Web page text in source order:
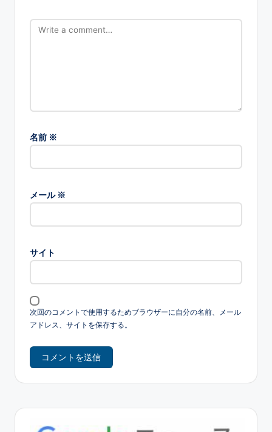
名前 ※
メール ※
サイト
次回のコメントで使用するためブラウザーに自分の名前、メール
アドレス、サイトを保存する。